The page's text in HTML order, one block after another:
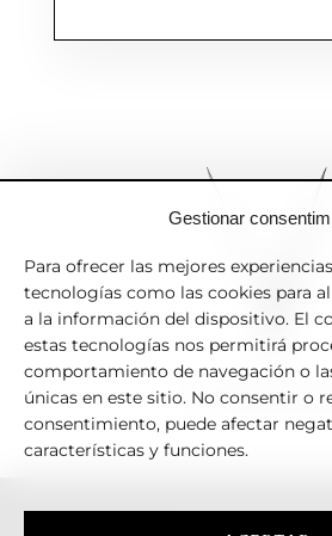
Gestionar
Para ofrecer las mejores
tecnologías como las cookies para
a la información del dispositivo. El
estas tecnologías nos permitirá
comportamiento de navegación o
únicas en este sitio. No consentir o
consentimiento, puede afectar
características y funciones.